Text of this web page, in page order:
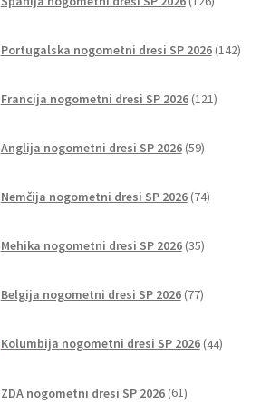
izdelkov
Portugalska nogometni dresi SP 2026 142
Francija nogometni dresi SP 2026 121izdelkov
Anglija nogometni dresi SP 2026 59izdelkov
Nemčija nogometni dresi SP 2026 74izdelkov
Mehika nogometni dresi SP 2026 35izdelkov
Belgija nogometni dresi SP 2026 77izdelkov
Kolumbija nogometni dresi SP 2026 44izdelkov
ZDA nogometni dresi SP 2026 61izdelkov